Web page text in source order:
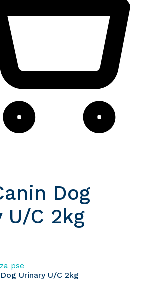
Dog
U/C 2kg
pse
Urinary U/C 2kg